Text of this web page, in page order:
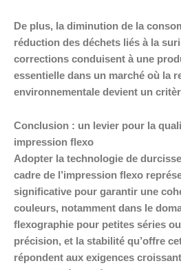
De plus, la diminution de la
réduction des déchets liés à la
corrections conduisent à une
essentielle dans un marché où la
environnementale devient un
Conclusion : un levier pour la
impression flexo
Adopter la technologie de
cadre de l’impression flexo
significative pour garantir une
couleurs, notamment dans le
flexographie pour petites séries
précision, et la stabilité qu’offre
répondent aux exigences